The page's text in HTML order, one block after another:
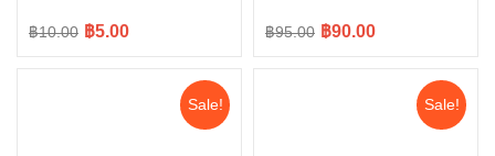
฿10.00
Original฿5.00
Current
฿95.00
Original฿90.00
Current
Sale! Sale!